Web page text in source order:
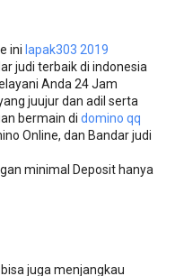
ini lapak303 2019
judi terbaik di indonesia
Anda 24 Jam
juujur dan adil serta
bermain di domino qq
Online, dan Bandar judi
minimal Deposit hanya
juga menjangkau